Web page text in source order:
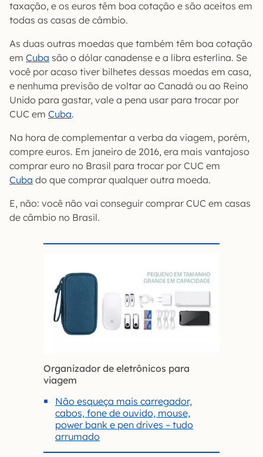
taxação, e os euros têm boa cotação e são aceitos em
todas as casas de câmbio.
As duas outras moedas que também têm boa cotação
em Cuba são o dólar canadense e a libra esterlina. Se
você por acaso tiver bilhetes dessas moedas em casa,
e nenhuma previsão de voltar ao Canadá ou ao Reino
Unido para gastar, vale a pena usar para trocar por
CUC em Cuba.
Na hora de complementar a verba da viagem, porém,
compre euros. Em janeiro de 2016, era mais vantajoso
comprar euro no Brasil para trocar por CUC em
Cuba do que comprar qualquer outra moeda.
E, não: você não vai conseguir comprar CUC em casas
de câmbio no Brasil.
Organizador de eletrônicos para
viagem
Não esqueça mais carregador,
cabos, fone de ouvido, mouse,
power bank e pen drives – tudo
arrumado